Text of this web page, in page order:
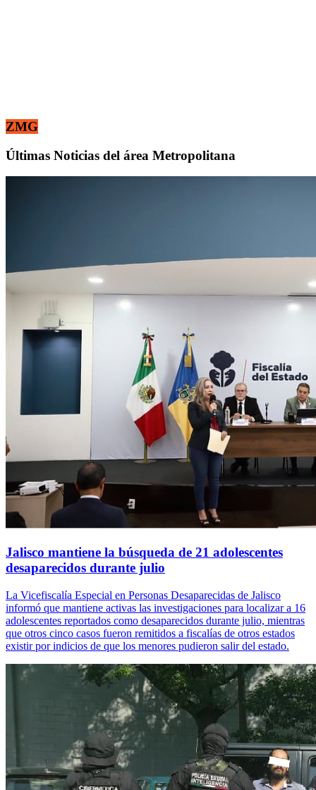
ZMG
Últimas Noticias del área Metropolitana
Jalisco mantiene la búsqueda de 21 adolescentes
desaparecidos durante julio
La Vicefiscalía Especial en Personas Desaparecidas de Jalisco
informó que mantiene activas las investigaciones para localizar a 16
adolescentes reportados como desaparecidos durante julio, mientras
que otros cinco casos fueron remitidos a fiscalías de otros estados
existir por indicios de que los menores pudieron salir del estado.